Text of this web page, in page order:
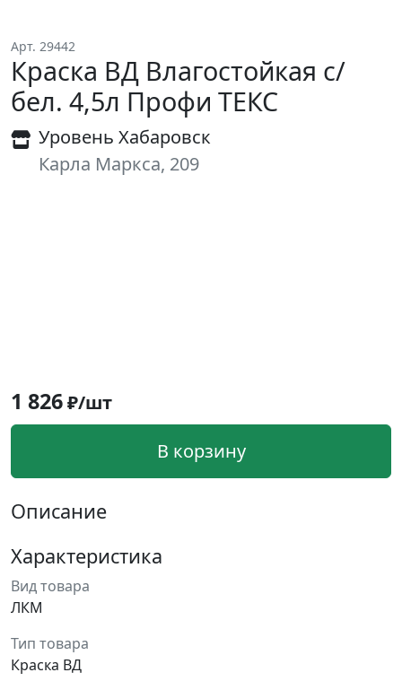
Арт. 29442
Краска ВД Влагостойкая с/
бел. 4,5л Профи ТЕКС
Уровень Хабаровск
Карла Маркса, 209
1 826₽/шт
В корзину
Описание
Характеристика
Вид товара
ЛКМ
Тип товара
Краска ВД